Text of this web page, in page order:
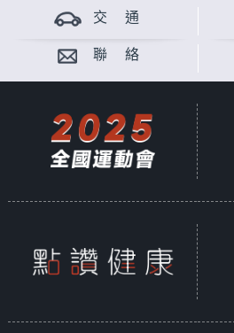
交 通
聯 絡